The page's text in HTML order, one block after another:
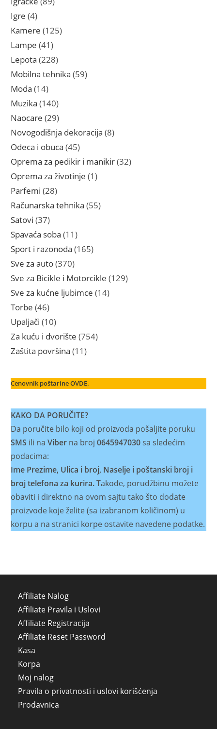
Igre 44
proizvoda
Kamere 125125
Lampe 4141
proizvod
Lepota 228228
proizvoda
Mobilna tehnika 5959
Moda 1414
proizvoda
Muzika 140140
proizvoda
Naocare 2929
proizvoda
Novogodišnja dekoracija 88
Odeca i obuca 4545
proizvoda
Oprema za pedikir i manikir 3232
Oprema za životinje 11
Parfemi 2828
proizvoda
Računarska tehnika 5555
Satovi 3737
proizvoda
Spavaća soba 1111
proizvoda
Sport i razonoda 165165
Sve za auto 370370
proizvoda
Sve za Bicikle i Motorcikle 129129
Sve za kućne ljubimce 1414
Torbe 4646
proizvoda
Upaljači 1010
proizvoda
Za kuću i dvorište 754754
Zaštita površina 1111
Cenovnik poštarine OVDE.
KAKO DA PORUČITE?
Da poručite bilo koji od proizvoda pošaljite poruku
SMS ili naViber na broj0645947030sa sledećim
podacima:
Ime Prezime, Ulica i broj, Naselje i poštanski broj i
broj telefona za kurira.Takođe, porudžbinu možete
obaviti i direktno na ovom sajtu tako što dodate
proizvode koje želite (sa izabranom količinom) u
korpu a na stranici korpe ostavite navedene podatke.
Affiliate Nalog
Affiliate Pravila i Uslovi
Affiliate Registracija
Affiliate Reset Password
Kasa
Korpa
Moj nalog
Pravila o privatnosti i uslovi korišćenja
Prodavnica